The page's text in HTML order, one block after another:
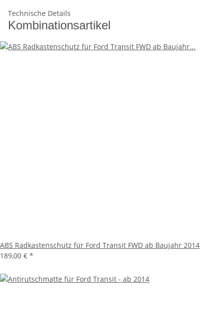
Technische Details
Kombinationsartikel
ABS Radkastenschutz für Ford Transit FWD ab Baujahr 2014
189,00 € *